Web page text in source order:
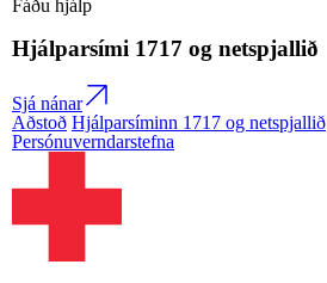
Fáðu hjálp
Hjálparsími 1717 og netspjallið
Sjá nánar
Aðstoð Hjálparsíminn 1717 og netspjallið
Persónuverndarstefna